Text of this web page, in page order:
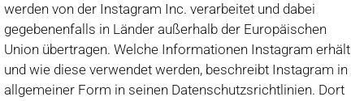
werden von der Instagram Inc. verarbeitet und dabei
gegebenenfalls in Länder außerhalb der Europäischen
Union übertragen. Welche Informationen Instagram erhält
und wie diese verwendet werden, beschreibt Instagram in
allgemeiner Form in seinen Datenschutzsrichtlinien. Dort